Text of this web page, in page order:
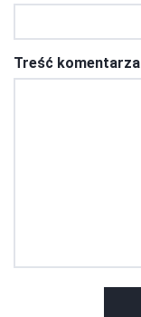
Treść komentarza